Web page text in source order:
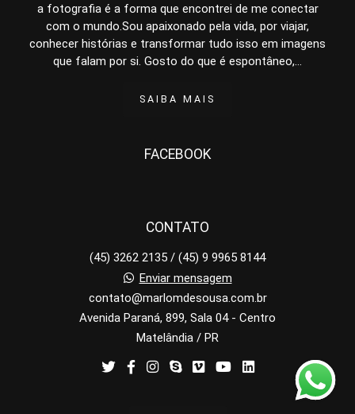
a fotografia é a forma que encontrei de me conectar
com o mundo.Sou apaixonado pela vida, por viajar,
conhecer histórias e transformar tudo isso em imagens
que falam por si. Gosto do que é espontâneo,...
SAIBA MAIS
FACEBOOK
CONTATO
(45) 3262 2135 / (45) 9 9965 8144
Enviar mensagem
contato@marlomdesousa.com.br
Avenida Paraná, 899, Sala 04 - Centro
Matelândia / PR